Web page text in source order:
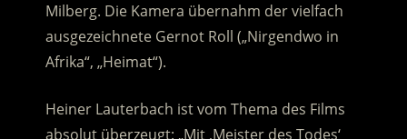
Milberg. Die Kamera übernahm der vielfach
ausgezeichnete Gernot Roll („Nirgendwo in
Afrika“, „Heimat“).
Heiner Lauterbach ist vom Thema des Films
absolut überzeugt: „Mit ‚Meister des Todes‘